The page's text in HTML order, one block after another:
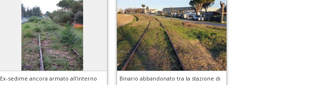
Ex-sedime ancora armato all'interno
Binario abbandonato tra la stazione di